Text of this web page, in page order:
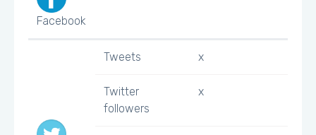
Facebook
Tweets x
Twitter
followers
x